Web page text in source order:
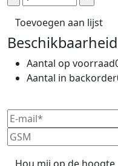
Toevoegen aan lijst
Beschikbaarheid
Aantal op voorraad
Aantal in backorder